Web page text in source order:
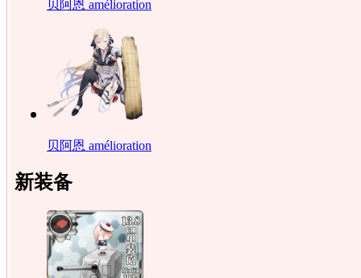
贝阿恩 amélioration
贝阿恩 amélioration
新装备